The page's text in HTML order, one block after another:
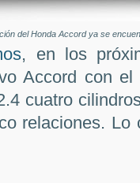
del Honda Accord ya se
, en los
Accord con
cuatro
relaciones. Lo